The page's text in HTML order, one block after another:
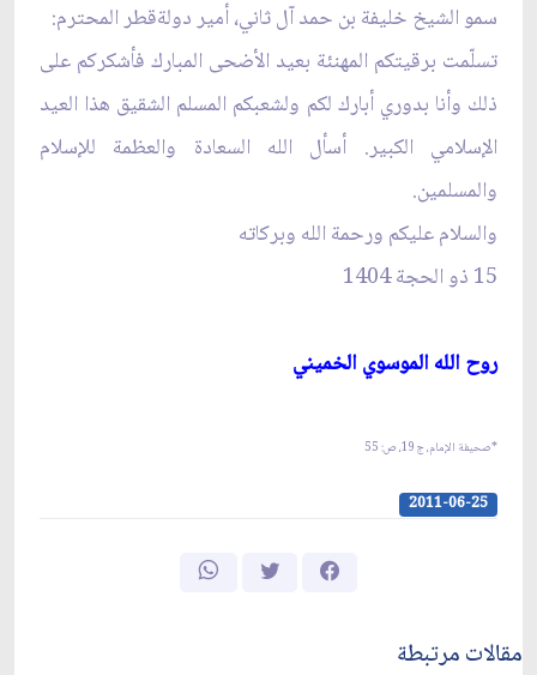
سمو الشيخ خليفة بن حمد آل ثاني، أمير دولةقطر المحترم:
تسلّمت برقيتكم المهنئة بعيد الأضحى المبارك فأشكركم على
ذلك وأنا بدوري أبارك لكم ولشعبكم المسلم الشقيق هذا العيد
الإسلامي الكبير. أسأل الله السعادة والعظمة للإسلام
والمسلمين.
والسلام عليكم ورحمة الله وبركاته‏
15 ذو الحجة 1404
روح الله الموسوي الخميني‏
*صحيفة الإمام، ج‏19، ص: 55
2011-06-25
مقالات مرتبطة